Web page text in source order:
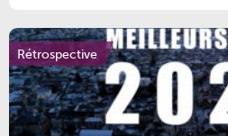
Rétrospective